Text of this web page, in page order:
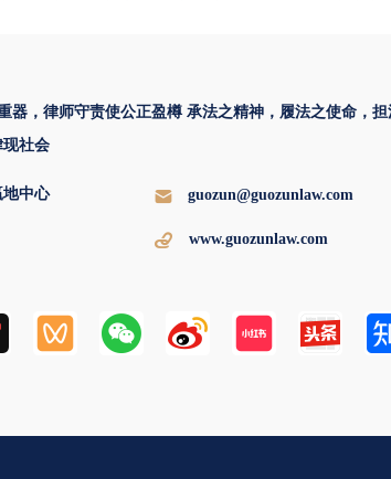
器，律师守责使公正盈樽 承法之精神，履法之使命，担
社会
地中心 guozun@guozunlaw.com
www.guozunlaw.com